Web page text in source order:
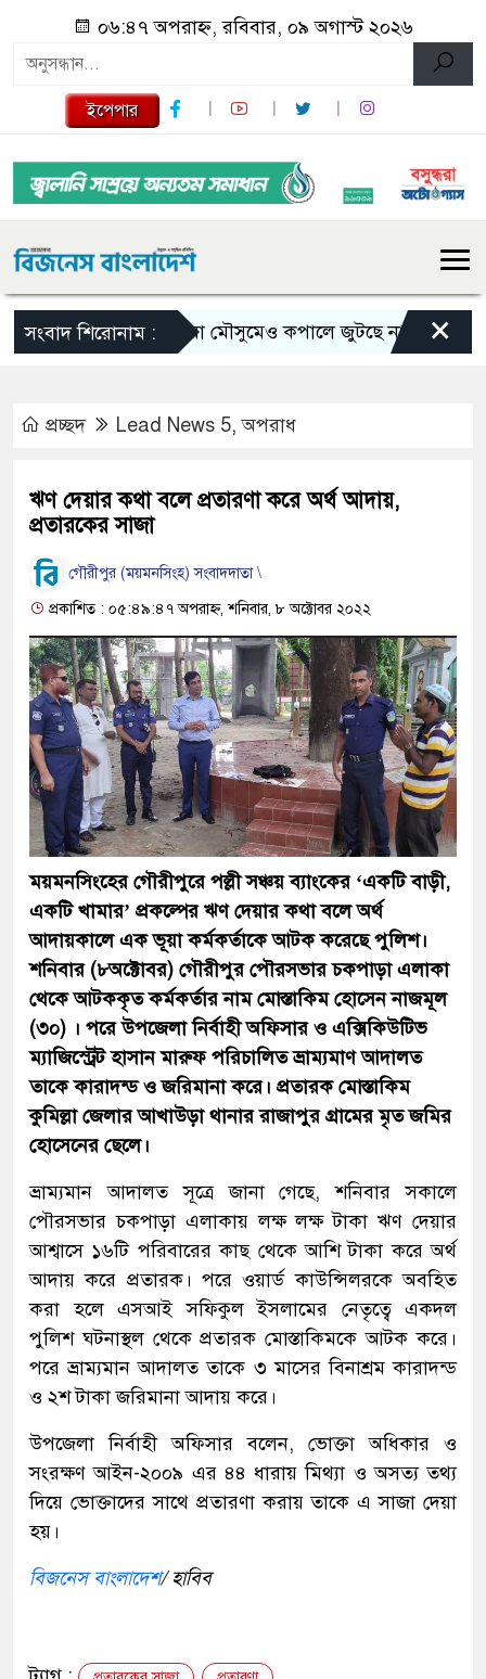
০৬:৪৭ অপরাহ্ন, রবিবার, ০৯ অগাস্ট ২০২৬
ইপেপার
সংবাদ শিরোনাম :ভরা মৌসুমেও কপালে জুটছে না ইলিশ, দাম বেশ
×
প্রচ্ছদ Lead News 5,অপরাধ
ঋণ দেয়ার কথা বলে প্রতারণা করে অর্থ আদায়,
প্রতারকের সাজা
গৌরীপুর (ময়মনসিংহ) সংবাদদাতা \
প্রকাশিত : ০৫:৪৯:৪৭ অপরাহ্ন, শনিবার, ৮ অক্টোবর ২০২২
ময়মনসিংহের গৌরীপুরে পল্লী সঞ্চয় ব্যাংকের ‘একটি বাড়ী,
একটি খামার’ প্রকল্পের ঋণ দেয়ার কথা বলে অর্থ
আদায়কালে এক ভূয়া কর্মকর্তাকে আটক করেছে পুলিশ।
শনিবার (৮অক্টোবর) গৌরীপুর পৌরসভার চকপাড়া এলাকা
থেকে আটককৃত কর্মকর্তার নাম মোস্তাকিম হোসেন নাজমূল
(৩০) । পরে উপজেলা নির্বাহী অফিসার ও এক্সিকিউটিভ
ম্যাজিস্ট্রেট হাসান মারুফ পরিচালিত ভ্রাম্যমাণ আদালত
তাকে কারাদন্ড ও জরিমানা করে। প্রতারক মোস্তাকিম
কুমিল্লা জেলার আখাউড়া থানার রাজাপুর গ্রামের মৃত জমির
হোসেনের ছেলে।
ভ্রাম্যমান আদালত সূত্রে জানা গেছে, শনিবার সকালে
পৌরসভার চকপাড়া এলাকায় লক্ষ লক্ষ টাকা ঋণ দেয়ার
আশ্বাসে ১৬টি পরিবারের কাছ থেকে আশি টাকা করে অর্থ
আদায় করে প্রতারক। পরে ওয়ার্ড কাউন্সিলরকে অবহিত
করা হলে এসআই সফিকুল ইসলামের নেতৃত্বে একদল
পুলিশ ঘটনাস্থল থেকে প্রতারক মোস্তাকিমকে আটক করে।
পরে ভ্রাম্যমান আদালত তাকে ৩ মাসের বিনাশ্রম কারাদন্ড
ও ২শ টাকা জরিমানা আদায় করে।
উপজেলা নির্বাহী অফিসার বলেন, ভোক্তা অধিকার ও
সংরক্ষণ আইন-২০০৯ এর ৪৪ ধারায় মিথ্যা ও অসত্য তথ্য
দিয়ে ভোক্তাদের সাথে প্রতারণা করায় তাকে এ সাজা দেয়া
হয়।
বিজনেস বাংলাদেশ/ হাবিব